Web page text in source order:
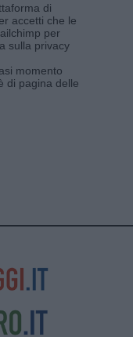
di
accetti che le
per
sulla privacy
momento
di pagina delle